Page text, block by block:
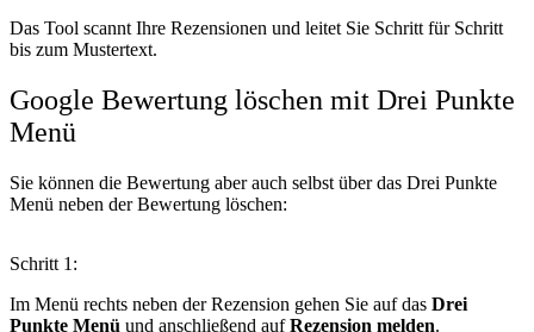
Das Tool scannt Ihre Rezensionen und leitet Sie Schritt für Schritt
bis zum Mustertext.
Google Bewertung löschen mit Drei Punkte
Menü
Sie können die Bewertung aber auch selbst über das Drei Punkte
Menü neben der Bewertung löschen:
Schritt 1:
Im Menü rechts neben der Rezension gehen Sie auf das Drei
Punkte Menü und anschließend aufRezension melden.